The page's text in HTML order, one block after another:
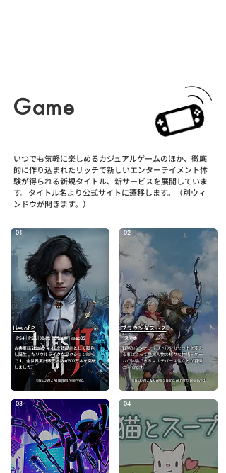
Game
いつでも気軽に楽しめるカジュアルゲームのほか、徹底
的に作り込まれたリッチで新しいエンターテイメント体
験が得られる新規タイトル、新サービスを展開していま
す。タイトル名より公式サイトに遷移します。（別ウィ
ンドウが開きます。）
01
Lies of P
PS4｜PS5｜Xbox｜Steam｜macOS
古典童話”ピノッキオ”を残酷劇として脚色
し誕生したソウルライクなアクションRPG
です。全世界累計販売本数が300万本を突破
しました。
©NEOWIZ All Rights reserved.
03
02
​ブラウンダスト２
​スマホ
戦略的なターン性バトルやカセットを変え
る事によって登場人物の様々な物語・ゲー
ムが体験できるマルチバース性などが特徴
のRPGです。
© NEOWIZ & GAMFS N inc. All rights reserved.
04